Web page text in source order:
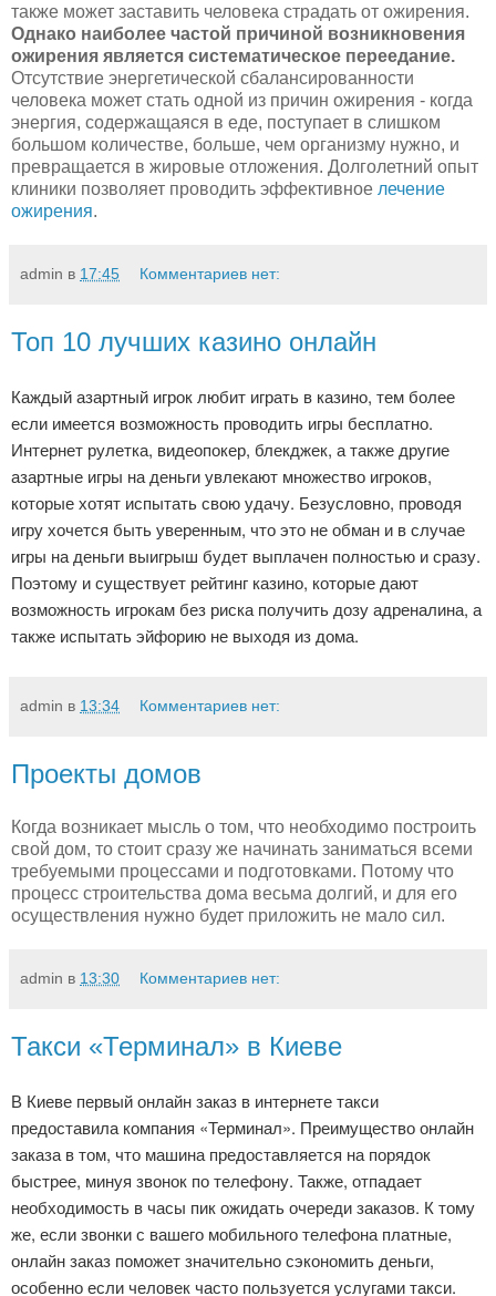
также может заставить человека страдать от ожирения.
Однако наиболее частой причиной возникновения
ожирения является систематическое переедание.
Отсутствие энергетической сбалансированности
человека может стать одной из причин ожирения - когда
энергия, содержащаяся в еде, поступает в слишком
большом количестве, больше, чем организму нужно, и
превращается в жировые отложения. Долголетний опыт
клиники позволяет проводить эффективное лечение
ожирения.
admin в 17:45 Комментариев нет:
Топ 10 лучших казино онлайн
Каждый азартный игрок любит играть в казино, тем более
если имеется возможность проводить игры бесплатно.
Интернет рулетка, видеопокер, блекджек, а также другие
азартные игры на деньги увлекают множество игроков,
которые хотят испытать свою удачу. Безусловно, проводя
игру хочется быть уверенным, что это не обман и в случае
игры на деньги выигрыш будет выплачен полностью и сразу.
Поэтому и существует рейтинг казино, которые дают
возможность игрокам без риска получить дозу адреналина, а
также испытать эйфорию не выходя из дома.
admin в 13:34 Комментариев нет:
Проекты домов
Когда возникает мысль о том, что необходимо построить
свой дом, то стоит сразу же начинать заниматься всеми
требуемыми процессами и подготовками. Потому что
процесс строительства дома весьма долгий, и для его
осуществления нужно будет приложить не мало сил.
admin в 13:30 Комментариев нет:
Такси «Терминал» в Киеве
В Киеве первый онлайн заказ в интернете такси
предоставила компания «Терминал». Преимущество онлайн
заказа в том, что машина предоставляется на порядок
быстрее, минуя звонок по телефону. Также, отпадает
необходимость в часы пик ожидать очереди заказов. К тому
же, если звонки с вашего мобильного телефона платные,
онлайн заказ поможет значительно сэкономить деньги,
особенно если человек часто пользуется услугами такси.